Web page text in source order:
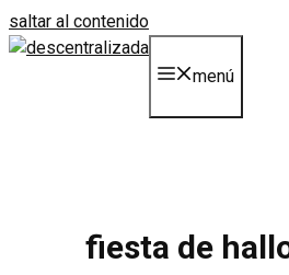
saltar al contenido
menú
fiesta de